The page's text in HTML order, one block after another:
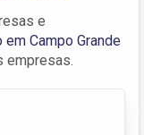
e
em Campo Grande
empresas.